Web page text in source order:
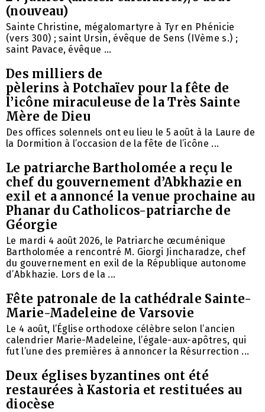
(nouveau)
Sainte Christine, mégalomartyre à Tyr en Phénicie
(vers 300) ; saint Ursin, évêque de Sens (IVème s.) ;
saint Pavace, évêque ...
Des milliers de
pèlerins à Potchaïev pour la fête de
l’icône miraculeuse de la Très Sainte
Mère de Dieu
Des offices solennels ont eu lieu le 5 août à la Laure de
la Dormition à l’occasion de la fête de l’icône ...
Le patriarche Bartholomée a reçu le
chef du gouvernement d’Abkhazie en
exil et a annoncé la venue prochaine au
Phanar du Catholicos-patriarche de
Géorgie
Le mardi 4 août 2026, le Patriarche œcuménique
Bartholomée a rencontré M. Giorgi Jincharadze, chef
du gouvernement en exil de la République autonome
d’Abkhazie. Lors de la ...
Fête patronale de la cathédrale Sainte-
Marie-Madeleine de Varsovie
Le 4 août, l’Église orthodoxe célèbre selon l’ancien
calendrier Marie-Madeleine, l’égale-aux-apôtres, qui
fut l’une des premières à annoncer la Résurrection ...
Deux églises byzantines ont été
restaurées à Kastoria et restituées au
diocèse